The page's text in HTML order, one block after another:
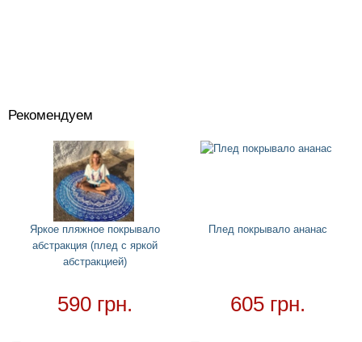
Костюмы
Головные уборы
Водный спорт
Круги
+
Матрасы
Пледы
Купальники
Рекомендуем
Яркое пляжное покрывало
абстракция (плед с яркой
абстракцией)
590 грн.
Плед покрывало ананас
605 грн.